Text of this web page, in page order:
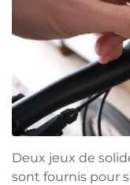
Deux jeux de
sont fournis pour